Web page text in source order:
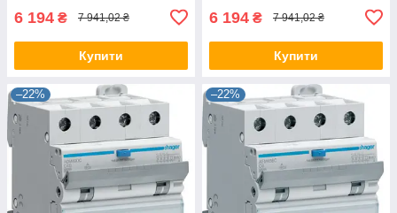
6 194 ₴ 7 941,02 ₴
Купити
6 194 ₴ 7 941,02 ₴
Купити
–22% –22%